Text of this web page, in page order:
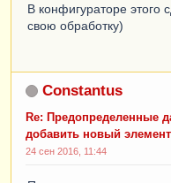
В конфигураторе этого
свою обработку)
Constantus
Re: Предопределенные
добавить новый элемент
24 сен 2016, 11:44